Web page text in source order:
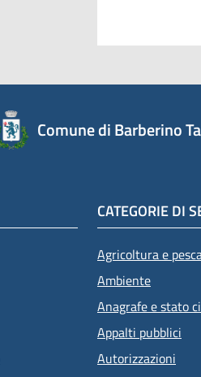
Comune di Barberino
CATEGORIE DI
Agricoltura e
Ambiente
Anagrafe e stato
Appalti pubblici
Autorizzazioni